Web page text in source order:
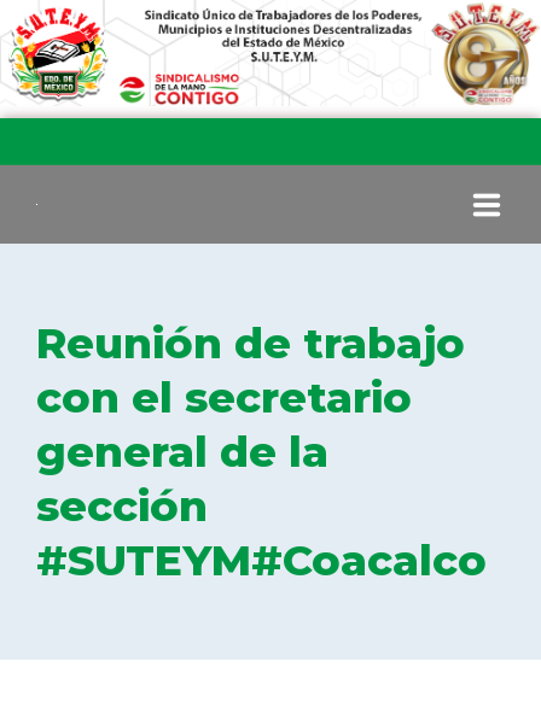
COMITÉ EJECUTIVO
COMISIÓN DE VIGILANCIA
SECCIONES
Reunión de trabajo
con el secretario
general de la
sección
#SUTEYM#Coacalco